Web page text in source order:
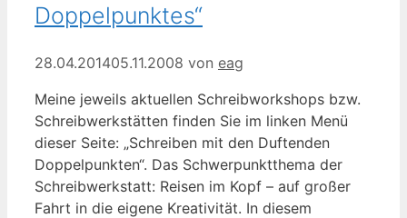
Doppelpunktes“
28.04.201405.11.2008 von eag
Meine jeweils aktuellen Schreibworkshops bzw.
Schreibwerkstätten finden Sie im linken Menü
dieser Seite: „Schreiben mit den Duftenden
Doppelpunkten“. Das Schwerpunktthema der
Schreibwerkstatt: Reisen im Kopf – auf großer
Fahrt in die eigene Kreativität. In diesem